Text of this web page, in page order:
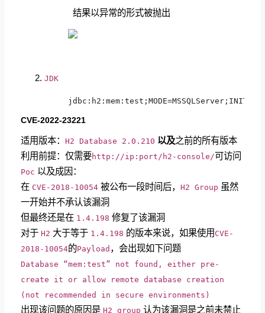
结果以异常的形式被抛出
JDK
CVE-2022-23221
适用版本： H2 Database 2.0.210 以及之前的所有版本
利用前提：仅需要http://ip :port/h2-console/可访问
Poc 以及成因：
在 CVE-2018-10054 被公布一段时间后， H2 Group 虽然
一开始并不承认该漏洞
但最终还是在 1.4.198 修复了该漏洞
对于 H2 大于等于 1.4.198 的版本来说，如果使用CVE-
2018-10054的Payload ，会出现如下问题
Database “mem:test” not found, either pre-
create it or allow remote database creation
(not recommended in secure environments)
出现该问题的原因是 H2 group 认为该漏洞是之前未禁止